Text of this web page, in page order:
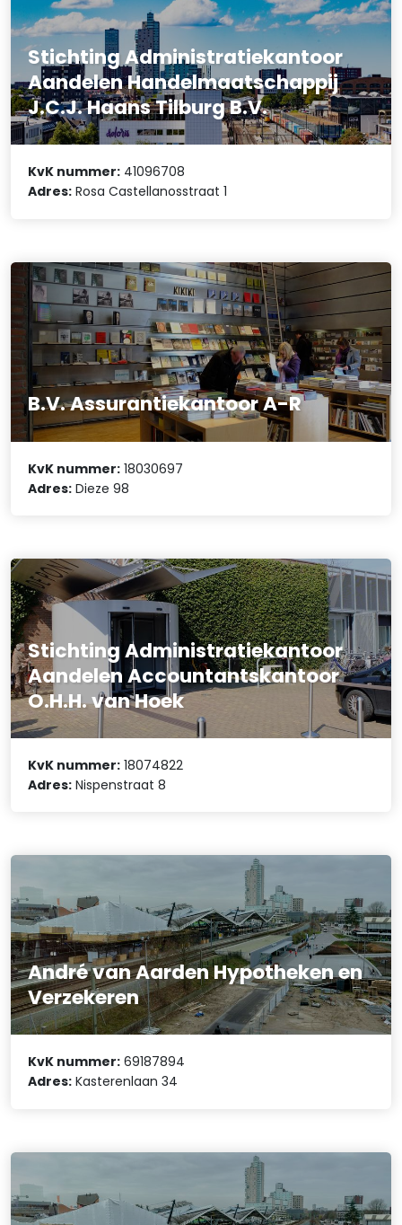
Stichting Administratiekantoor
Aandelen Handelmaatschappij
J.C.J. Haans Tilburg B.V.
KvK nummer: 41096708
Adres: Rosa Castellanosstraat 1
B.V. Assurantiekantoor A-R
KvK nummer: 18030697
Adres: Dieze 98
Stichting Administratiekantoor
Aandelen Accountantskantoor
O.H.H. van Hoek
KvK nummer: 18074822
Adres: Nispenstraat 8
André van Aarden Hypotheken en
Verzekeren
KvK nummer: 69187894
Adres: Kasterenlaan 34